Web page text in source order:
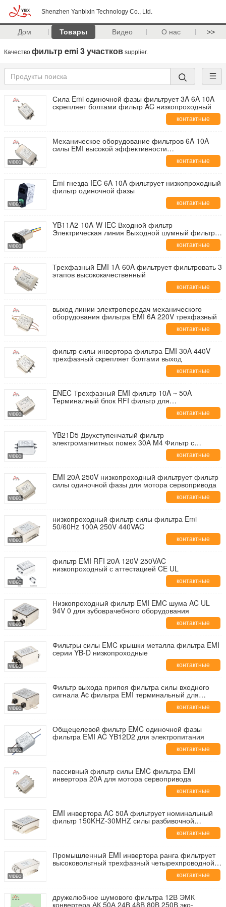
Shenzhen Yanbixin Technology Co., Ltd.
Дом Товары Видео О нас >>
Качество фильтр emi 3 участков supplier.
Сила Emi одиночной фазы фильтрует 3A 6A 10A
скрепляет болтами фильтр AC низкопроходный
контактные
данные
Механическое оборудование фильтров 6A 10A
силы EMI высокой эффективности
контактные
данные
Emi гнезда IEC 6A 10A фильтрует низкопроходный
фильтр одиночной фазы
контактные
данные
YB11A2-10A-W IEC Входной фильтр
Электрическая линия Выходной шумный фильтр
контактные
данные
Трехфазный EMI 1A-60A фильтрует фильтровать 3
этапов высококачественный
контактные
данные
выход линии электропередач механического
оборудования фильтра EMI 6A 220V трехфазный
контактные
данные
фильтр силы инвертора фильтра EMI 30A 440V
трехфазный скрепляет болтами выход
контактные
данные
ENEC Трехфазный EMI фильтр 10A ~ 50A
Терминалный блок RFI фильтр для
полупроводникового оборудования
контактные
данные
YB21D5 Двухступенчатый фильтр
электромагнитных помех 30A M4 Фильтр с
винтовым выходом Однофазный фильтрконтактные
данные
EMI 20A 250V низкопроходный фильтрует фильтр
силы одиночной фазы для мотора сервопривода
контактные
данные
низкопроходный фильтр силы фильтра Emi
50/60Hz 100A 250V 440VAC
контактные
данные
фильтр EMI RFI 20A 120V 250VAC
низкопроходный с аттестацией CE UL
контактные
данные
Низкопроходный фильтр EMI EMC шума AC UL
94V 0 для зубоврачебного оборудования
контактные
данные
Фильтры силы EMC крышки металла фильтра EMI
серии YB-D низкопроходные
контактные
данные
Фильтр выхода припоя фильтра силы входного
сигнала Ac фильтра EMI терминальный для
контактные
данные
Общецелевой фильтр EMC одиночной фазы
фильтра EMI AC YB12D2 для электропитания
контактные
данные
пассивный фильтр силы EMC фильтра EMI
инвертора 20A для мотора сервопривода
контактные
данные
EMI инвертора AC 50A фильтрует номинальный
фильтр 150KHZ-30MHZ силы разбивочной
контактные
данные
Промышленный EMI инвертора ранга фильтрует
высоковольтный трехфазный четырехпроводной
контактные
данные
дружелюбное шумового фильтра 12В ЭМК
конвертера АК 50А 24В 48В 80В 250В эко-